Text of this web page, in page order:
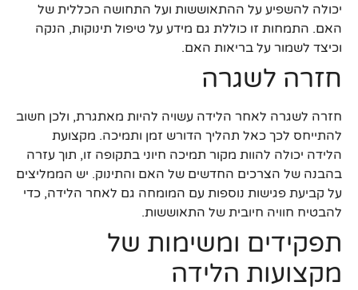
יכולה להשפיע על ההתאוששות ועל התחושה הכללית של
האם. התמחות זו כוללת גם מידע על טיפול תינוקות, הנקה
וכיצד לשמור על בריאות האם.
חזרה לשגרה
חזרה לשגרה לאחר הלידה עשויה להיות מאתגרת, ולכן חשוב
להתייחס לכך כאל תהליך הדורש זמן ותמיכה. מקצועת
הלידה יכולה להוות מקור תמיכה חיוני בתקופה זו, תוך עזרה
בהבנה של הצרכים החדשים של האם והתינוק. יש הממליצים
על קביעת פגישות נוספות עם המומחה גם לאחר הלידה, כדי
להבטיח חוויה חיובית של התאוששות.
תפקידים ומשימות של
מקצועות הלידה